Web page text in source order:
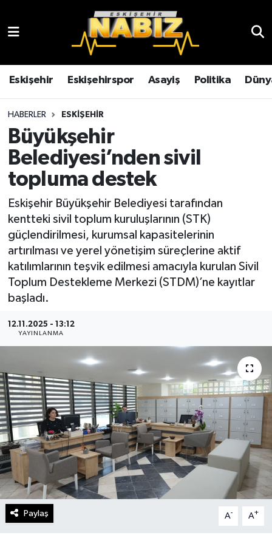
Eskişehir Eskişehirspor Asayiş Politika
HABERLER ESKIŞEHIR
Büyükşehir
Belediyesi’nden sivil
topluma destek
Eskişehir Büyükşehir Belediyesi tarafından
kentteki sivil toplum kuruluşlarının (STK)
güçlendirilmesi, kurumsal kapasitelerinin
artırılması ve yerel yönetişim süreçlerine aktif
katılımlarının teşvik edilmesi amacıyla kurulan Sivil
Toplum Destekleme Merkezi (STDM)’ne kayıtlar
başladı.
12.11.2025 - 13:12
YAYINLANMA
Paylaş A- A+
Çevre
Eğitim
Ekonomi
Eskişehir
Eskişehirspor
Genel
Gündem
Kültür Sanat
Politika
Sağlık
Spor
Teknoloji
Yaşam
Eskişehir Hava Durumu
Eskişehir Trafik Yoğunluk Haritası
TFF 3.Lig 4.Grup Puan Durumu ve Fikstür
Tüm Manşetler
Son Dakika Haberleri
Haber Arşivi